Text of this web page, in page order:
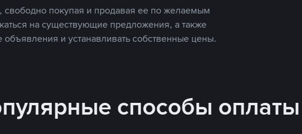
свободно покупая и продавая ее по желаемым
на существующие предложения, а также
объявления и устанавливать собственные цены.
способы оплаты